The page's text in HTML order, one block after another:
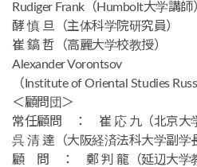
Rudiger Frank（Humbolt大学講師
酵 慎 旦（主体科学院研究員）
崔 鎬 哲（高麗大学校教授）
Alexander Vorontsov
（Institute of Oriental Studies
＜顧問団＞
常任顧問 ： 崔 応 九（北京大
呉 清 達（大阪経済法科大学副学
顧 問 ： 鄭 判 龍（延辺大学教